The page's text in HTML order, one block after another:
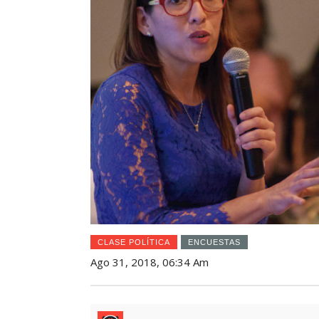
CLASE POLÍTICA ENCUESTAS
Ago 31, 2018, 06:34 Am